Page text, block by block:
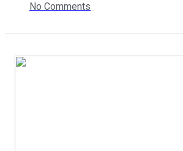
No Comments